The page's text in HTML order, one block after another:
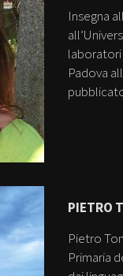
Insegna
laboratori
Padova
PIETRO
Pietro
Primaria